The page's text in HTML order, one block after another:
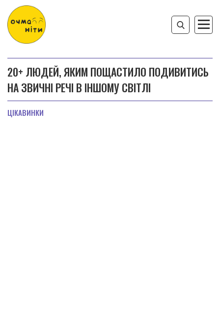
20+ ЛЮДЕЙ, ЯКИМ ПОЩАСТИЛО ПОДИВИТИСЬ
НА ЗВИЧНІ РЕЧІ В ІНШОМУ СВІТЛІ
ЦІКАВИНКИ